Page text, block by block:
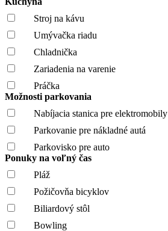
Stroj na kávu
Umývačka riadu
Chladnička
Zariadenia na varenie
Práčka
Možnosti parkovania
Nabíjacia stanica pre elektromobily
Parkovanie pre nákladné autá
Parkovisko pre auto
Ponuky na voľný čas
Pláž
Požičovňa bicyklov
Biliardový stôl
Bowling